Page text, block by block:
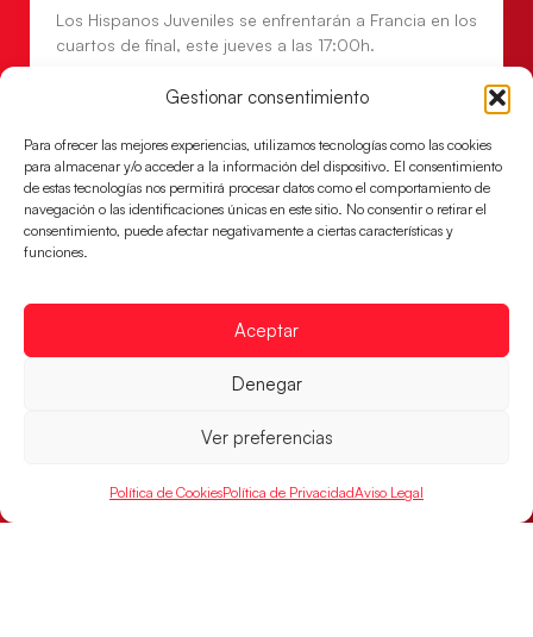
Gestionar consentimiento
Para ofrecer las mejores experiencias, utilizamos tecnologías como las cookies
para almacenar y/o acceder a la información del dispositivo. El consentimiento
de estas tecnologías nos permitirá procesar datos como el comportamiento de
navegación o las identificaciones únicas en este sitio. No consentir o retirar el
consentimiento, puede afectar negativamente a ciertas características y
funciones.
Aceptar
Denegar
Ver preferencias
Política de CookiesPolítica de PrivacidadAviso Legal
Los Hispanos Juveniles se enfrentarán a Francia en los
cuartos de final, este jueves a las 17:00h.
un billete para las semifinales del Mundial
15:00 h, los cuartos de final del Campeonato del